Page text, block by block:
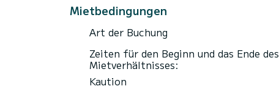
Mietbedingungen
Art der Buchung
Zeiten für den Beginn und das Ende des
Mietverhältnisses:
Kaution